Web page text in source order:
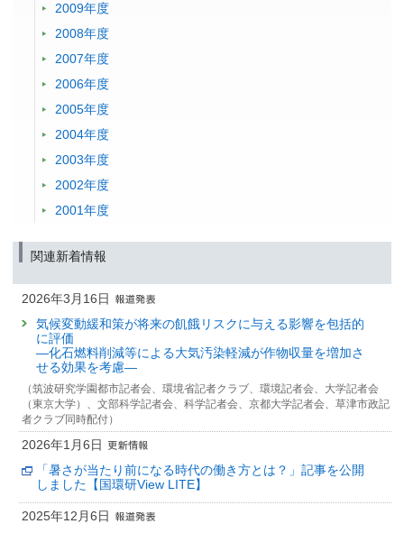
2009年度
2008年度
2007年度
2006年度
2005年度
2004年度
2003年度
2002年度
2001年度
関連新着情報
2026年3月16日
気候変動緩和策が将来の飢餓リスクに与える影響を包括的
に評価
—化石燃料削減等による大気汚染軽減が作物収量を増加さ
せる効果を考慮—
（筑波研究学園都市記者会、環境省記者クラブ、環境記者会、大学記者会
（東京大学）、文部科学記者会、科学記者会、京都大学記者会、草津市政記
者クラブ同時配付）
2026年1月6日
「暑さが当たり前になる時代の働き方とは？」記事を公開
しました【国環研View LITE】
2025年12月6日